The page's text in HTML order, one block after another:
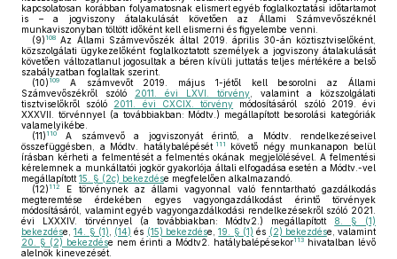
kapcsolatosan korábban folyamatosnak elismert egyéb foglalkoztatási időtartamot
is – a jogviszony átalakulását követően az Állami Számvevőszéknél
munkaviszonyban töltött időként kell elismerni és figyelembe venni.
(9) 108 Az Állami Számvevőszék által 2019. április 30-án köztisztviselőként,
közszolgálati ügykezelőként foglalkoztatott személyek a jogviszony átalakulását
követően változatlanul jogosultak a béren kívüli juttatás teljes mértékére a belső
szabályzatban foglaltak szerint.
(10) 109
A számvevőt 2019. május 1-jétől kell besorolni az Állami
Számvevőszékről szóló 2011. évi LXVI. törvény , valamint a közszolgálati
tisztviselőkről szóló 2011. évi CXCIX. törvény módosításáról szóló 2019. évi
XXXVII. törvénnyel (a továbbiakban: Módtv.) megállapított besorolási kategóriák
valamelyikébe.
(11) 110
A számvevő a jogviszonyát érintő, a Módtv. rendelkezéseivel
összefüggésben, a Módtv. hatálybalépését 111
követő négy munkanapon belül
írásban kérheti a felmentését a felmentés okának megjelölésével. A felmentési
kérelemnek a munkáltatói jogkör gyakorlója általi elfogadása esetén a Módtv.-vel
megállapított 15. § (2c) bekezdése megfelelően alkalmazandó.
(12) 112
E törvénynek az állami vagyonnal való fenntartható gazdálkodás
megteremtése érdekében egyes vagyongazdálkodást érintő törvények
módosításáról, valamint egyéb vagyongazdálkodási rendelkezésekről szóló 2021.
évi LXXXIV. törvénnyel (a továbbiakban: Módtv2.) megállapított 8. § (1)
bekezdése,14. § (1) (14) és (15) bekezdése,19. § (1) és (2) bekezdése, valamint
20. § (2) bekezdése nem érinti a Módtv2. hatálybalépésekor113 hivatalban lévő
alelnök kinevezését.